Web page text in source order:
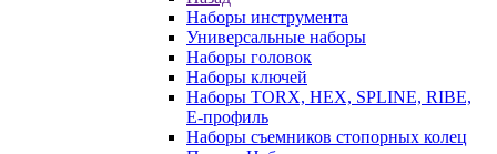
Наборы инструмента
Универсальные наборы
Наборы головок
Наборы ключей
Наборы TORX, HEX, SPLINE, RIBE,
E-профиль
Наборы съемников стопорных колец